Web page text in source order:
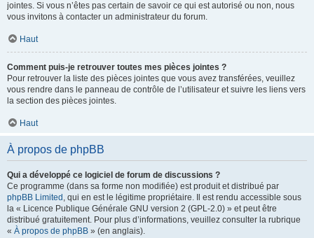
jointes. Si vous n’êtes pas certain de savoir ce qui est autorisé ou non, nous
vous invitons à contacter un administrateur du forum.
Haut
Comment puis-je retrouver toutes mes pièces jointes ?
Pour retrouver la liste des pièces jointes que vous avez transférées, veuillez
vous rendre dans le panneau de contrôle de l’utilisateur et suivre les liens vers
la section des pièces jointes.
Haut
À propos de phpBB
Qui a développé ce logiciel de forum de discussions ?
Ce programme (dans sa forme non modifiée) est produit et distribué par
phpBB Limited , qui en est le légitime propriétaire. Il est rendu accessible sous
la « Licence Publique Générale GNU version 2 (GPL-2.0) » et peut être
distribué gratuitement. Pour plus d’informations, veuillez consulter la rubrique
« À propos de phpBB » (en anglais).